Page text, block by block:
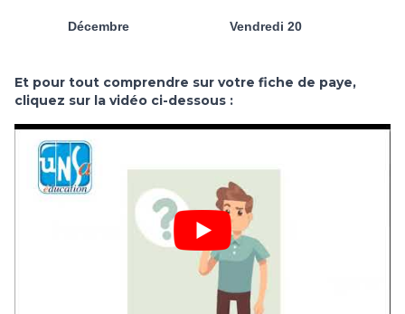
Décembre Vendredi 20
Et pour tout comprendre sur votre fiche de paye,
cliquez sur la vidéo ci-dessous :